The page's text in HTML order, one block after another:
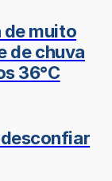
de muito
de chuva
36°C